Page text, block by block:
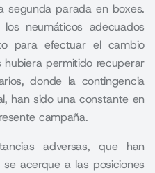
segunda parada en boxes.
neumáticos adecuados
para efectuar el cambio
permitido recuperar
donde la contingencia
han sido una constante en
campaña.
adversas, que han
acerque a las posiciones